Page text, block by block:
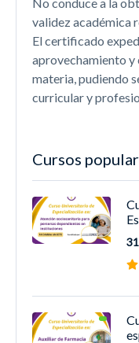
validez académica
El certificado
aprovechamiento y
materia, pudiendo
curricular y
Cursos